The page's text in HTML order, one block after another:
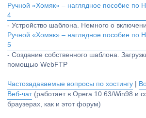
Ручной «Хомяк» – наглядное пособие по
4
- Устройство шаблона. Немного о
Ручной «Хомяк» – наглядное пособие по
5
- Создание собственного шаблона.
помощью WebFTP
Частозадаваемые вопросы по хостингу
Веб-чат(работает в Opera 10.63/Win98 и
браузерах, как и этот форум)